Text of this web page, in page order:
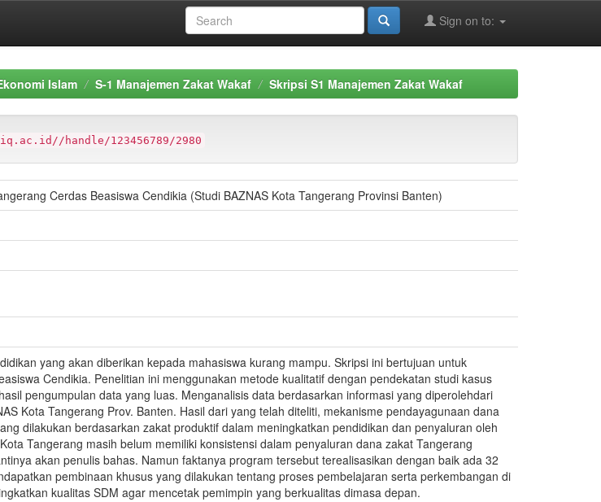
Sign on to:
Islam S-1 Manajemen Zakat Wakaf Skripsi S1 Manajemen Zakat Wakaf
handle/123456789/2980
Cerdas Beasiswa Cendikia (Studi BAZNAS Kota Tangerang Provinsi Banten)
yang akan diberikan kepada mahasiswa kurang mampu. Skripsi ini bertujuan untuk
Cendikia. Penelitian ini menggunakan metode kualitatif dengan pendekatan studi kasus
pengumpulan data yang luas. Menganalisis data berdasarkan informasi yang diperolehdari
Kota Tangerang Prov. Banten. Hasil dari yang telah diteliti, mekanisme pendayagunaan dana
dilakukan berdasarkan zakat produktif dalam meningkatkan pendidikan dan penyaluran oleh
Tangerang masih belum memiliki konsistensi dalam penyaluran dana zakat Tangerang
akan penulis bahas. Namun faktanya program tersebut terealisasikan dengan baik ada 32
pembinaan khusus yang dilakukan tentang proses pembelajaran serta perkembangan di
kualitas SDM agar mencetak pemimpin yang berkualitas dimasa depan.